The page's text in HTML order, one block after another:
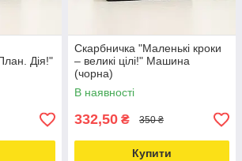
Дія!"
Скарбничка "Маленькі кроки
– великі цілі!" Машина
(чорна)
В наявності
332,50 ₴ 350 ₴
Купити